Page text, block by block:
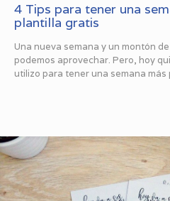
4 Tips para tener una
plantilla gratis
Una nueva semana y un montón
podemos aprovechar. Pero, hoy
utilizo para tener una semana más